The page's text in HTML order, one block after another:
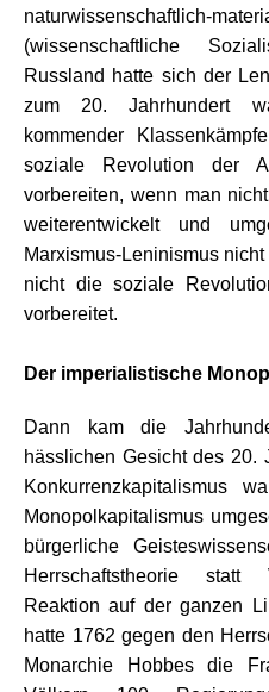
naturwissenschaftlich-
(wissenschaftliche
Russland hatte sich der
zum 20. Jahrhundert
kommender
soziale Revolution der
vorbereiten, wenn man
weiterentwickelt und
Marxismus-Leninismus
nicht die soziale
vorbereitet.
Der imperialistische
Dann kam die
hässlichen Gesicht des 20.
Konkurrenzkapitalismus
Monopolkapitalismus
bürgerliche
Herrschaftstheorie statt
Reaktion auf der ganzen
hatte 1762 gegen den
Monarchie Hobbes die